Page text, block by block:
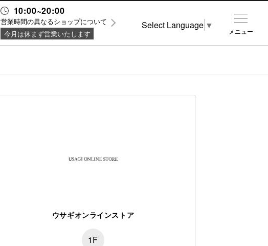
10:00~20:00
営業時間の異なるショップについて
今月は休まず営業いたします
ウサギオンラインストア
1F
メニュー
Select Language ▼